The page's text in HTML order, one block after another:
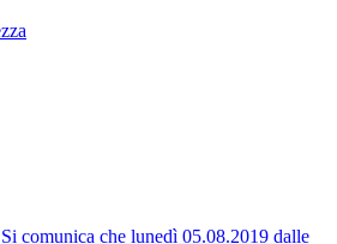
Si comunica che lunedì 05.08.2019 dalle